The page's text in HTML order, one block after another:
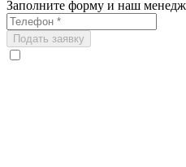
Заполните форму и наш
Подать заявку